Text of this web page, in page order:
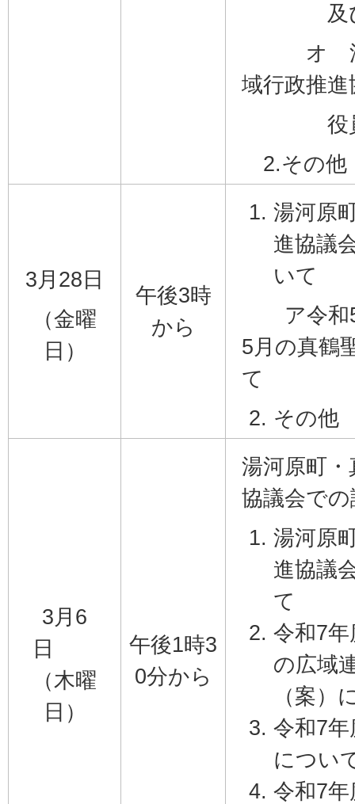
及び負
オ 湯河
域行政推進
役員の
2.その他
3月28日
（金曜
日）
午後3時
から
湯河原
進協議
いて
ア令和5
5月の真鶴
て
その他
3月6
日
（木曜
日）
午後1時3
0分から
湯河原町
協議会で
湯河原
進協議
て
令和7
の広域
（案）
令和7
につい
令和7